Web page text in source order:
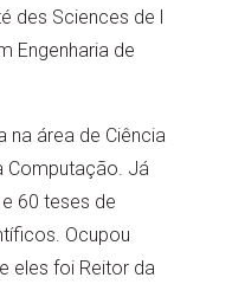
des Sciences de l
Engenharia de
na área de Ciência
Computação. Já
60 teses de
Ocupou
eles foi Reitor da